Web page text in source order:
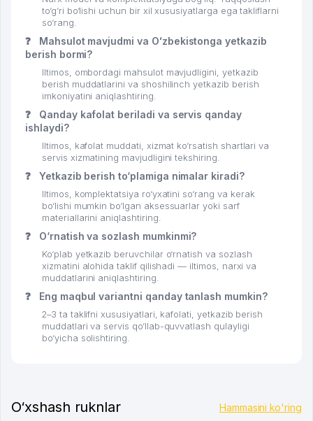
to‘g‘ri bo‘lishi uchun bir xil xususiyatlarga ega takliflarni
so‘rang.
❓
Mahsulot mavjudmi va Oʻzbekistonga yetkazib
berish bormi?
Iltimos, ombordagi mahsulot mavjudligini, yetkazib
berish muddatlarini va shoshilinch yetkazib berish
imkoniyatini aniqlashtiring.
❓
Qanday kafolat beriladi va servis qanday
ishlaydi?
Iltimos, kafolat muddati, xizmat ko‘rsatish shartlari va
servis xizmatining mavjudligini tekshiring.
❓ Yetkazib berish to‘plamiga nimalar kiradi?
Iltimos, komplektatsiya ro‘yxatini so‘rang va kerak
bo‘lishi mumkin bo‘lgan aksessuarlar yoki sarf
materiallarini aniqlashtiring.
❓ O‘rnatish va sozlash mumkinmi?
Ko‘plab yetkazib beruvchilar o‘rnatish va sozlash
xizmatini alohida taklif qilishadi — iltimos, narxi va
muddatlarini aniqlashtiring.
❓ Eng maqbul variantni qanday tanlash mumkin?
2–3 ta taklifni xususiyatlari, kafolati, yetkazib berish
muddatlari va servis qo‘llab-quvvatlash qulayligi
bo‘yicha solishtiring.
O‘xshash ruknlar Hammasini ko'ring